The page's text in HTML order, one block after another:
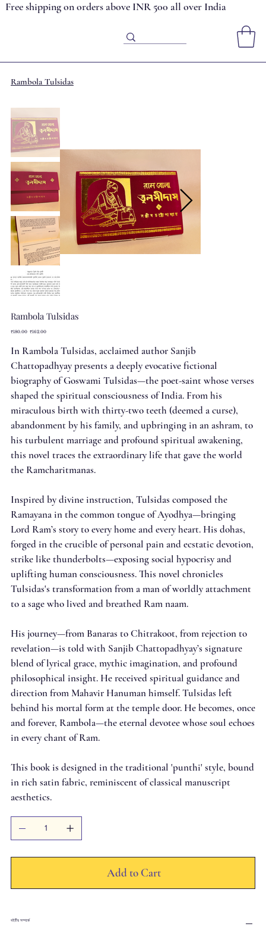
Free shipping on orders above INR 500 all over India
Rambola Tulsidas
Rambola Tulsidas
Original
₹180.00 Sale
₹162.00
In Rambola Tulsidas, acclaimed author Sanjib
Chattopadhyay presents a deeply evocative fictional
biography of Goswami Tulsidas—the poet-saint whose verses
shaped the spiritual consciousness of India. From his
miraculous birth with thirty-two teeth (deemed a curse),
abandonment by his family, and upbringing in an ashram, to
his turbulent marriage and profound spiritual awakening,
this novel traces the extraordinary life that gave the world
the Ramcharitmanas.
Inspired by divine instruction, Tulsidas composed the
Ramayana in the common tongue of Ayodhya—bringing
Lord Ram’s story to every home and every heart. His dohas,
forged in the crucible of personal pain and ecstatic devotion,
strike like thunderbolts—exposing social hypocrisy and
uplifting human consciousness. This novel chronicles
Tulsidas's transformation from a man of worldly attachment
to a sage who lived and breathed Ram naam.
His journey—from Banaras to Chitrakoot, from rejection to
revelation—is told with Sanjib Chattopadhyay’s signature
blend of lyrical grace, mythic imagination, and profound
philosophical insight. He received spiritual guidance and
direction from Mahavir Hanuman himself. Tulsidas left
behind his mortal form at the temple door. He becomes, once
and forever, Rambola—the eternal devotee whose soul echoes
in every chant of Ram.
This book is designed in the traditional 'punthi' style, bound
in rich satin fabric, reminiscent of classical manuscript
aesthetics.
Add to Cart
বইটির সম্পর্কে